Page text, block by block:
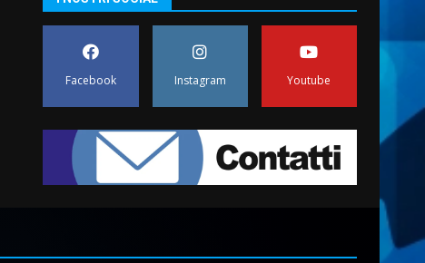
arma da fuoco
6 Agosto 2026 18:13
Facebook Instagram Youtube